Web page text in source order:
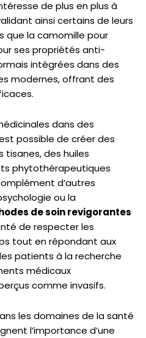
de plus en plus à
ainsi certains de leurs
que la camomille pour
ses propriétés anti-
intégrées dans des
modernes, offrant des
dans des
possible de créer des
tisanes, des huiles
phytothérapeutiques
d’autres
ou la
de soin revigorantes
de respecter les
tout en répondant aux
patients à la recherche
médicaux
comme invasifs.
les domaines de la santé
l’importance d’une